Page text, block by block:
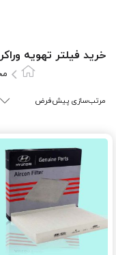
خرید فیلتر تهویه